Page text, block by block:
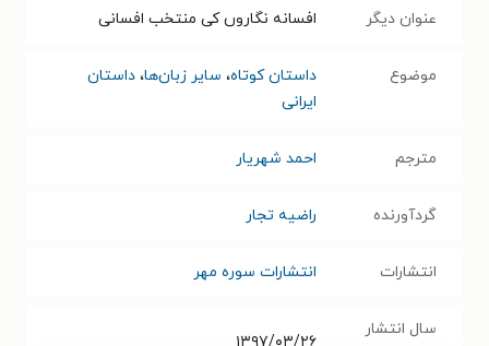
عنوان دیگر افسانه نگاروں کی منتخب افسانی
موضوع داستان کوتاه، سایر زبان‌ها، داستان
ایرانی
مترجم احمد شهریار
گردآورنده راضیه تجار
انتشارات انتشارات سوره مهر
سال انتشار